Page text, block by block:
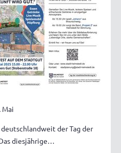
Mai
der Tag der
diesjährige…